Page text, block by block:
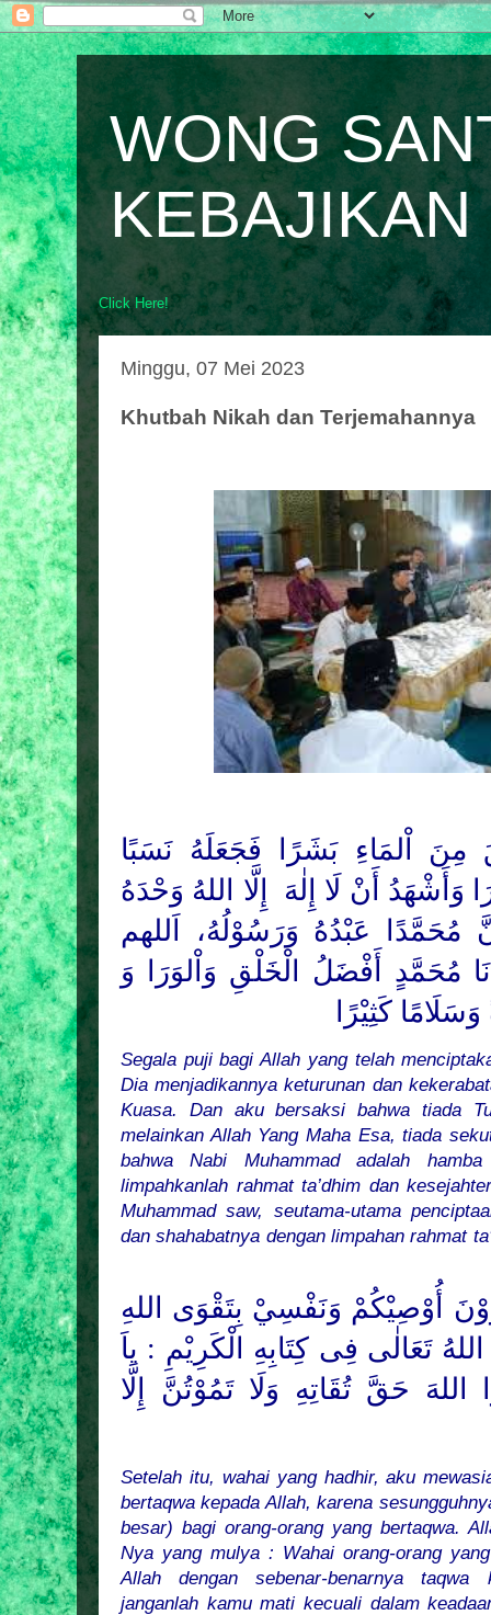
WONG
KEBAJIKAN
Click Here!
Minggu, 07 Mei 2023
Khutbah Nikah dan Terjemahannya
مِنَ اْلمَاءِ بَشَرًا فَجَعَلَهُ نَسَبًا
وَأَشْهَدُ أَنْ لَا إِلٰهَ
إِلَّا اللهُ وَحْدَهُ
مُحَمَّدًا عَبْدُهُ وَرَسُوْلُهُ، اَللهم
مُحَمَّدٍ أَفْضَلُ الْخَلْقِ وَاْلوَرَا وَ
كَثِيْرًا
Segala puji bagi Allah yang telah
Dia menjadikannya keturunan dan
Kuasa. Dan aku bersaksi bahwa tiada
melainkan Allah Yang Maha Esa, tiada
bahwa Nabi Muhammad adalah
limpahkanlah rahmat ta’dhim dan
Muhammad saw, seutama-utama
dan shahabatnya dengan limpahan rahmat
أُوْصِيْكُمْ وَنَفْسِيْ بِتَقْوَى اللهِ
تَعَالٰى فِى كِتَابِهِ الْكَرِيْمِ : ياَ
اللهَ حَقَّ تُقَاتِهِ وَلَا تَمُوْتُنَّ إِلَّا
Setelah itu, wahai yang hadhir, aku
bertaqwa kepada Allah, karena
besar) bagi orang-orang yang bertaqwa.
Nya yang mulya : Wahai orang-orang
Allah dengan sebenar-benarnya taqwa
janganlah kamu mati kecuali dalam